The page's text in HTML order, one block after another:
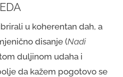
u koherentan dah, a
disanje (Nadi
duljinom udaha i
da kažem pogotovo se